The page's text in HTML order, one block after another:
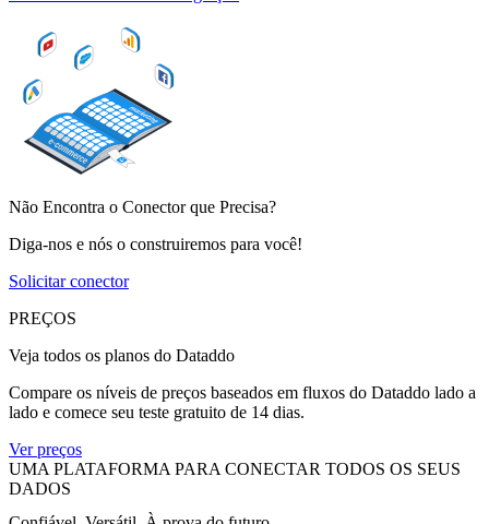
Não Encontra o Conector que Precisa?
Diga-nos e nós o construiremos para você!
Solicitar conector
PREÇOS
Veja todos os planos do Dataddo
Compare os níveis de preços baseados em fluxos do Dataddo lado a
lado e comece seu teste gratuito de 14 dias.
Ver preços
UMA PLATAFORMA PARA CONECTAR TODOS OS SEUS
DADOS